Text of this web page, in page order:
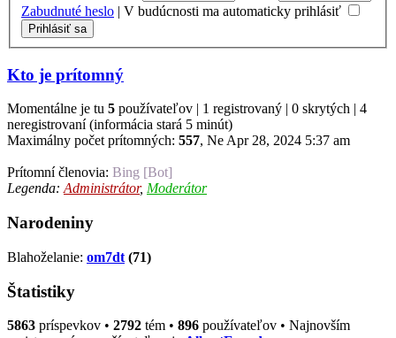
Zabudnuté heslo | V budúcnosti ma automaticky prihlásiť
Kto je prítomný
Momentálne je tu 5 používateľov | 1 registrovaný | 0 skrytých | 4
neregistrovaní (informácia stará 5 minút)
Maximálny počet prítomných: 557, Ne Apr 28, 2024 5:37 am
Prítomní členovia: Bing [Bot]
Legenda: Administrátor, Moderátor
Narodeniny
Blahoželanie: om7dt (71)
Štatistiky
5863 príspevkov • 2792 tém • 896 používateľov • Najnovším